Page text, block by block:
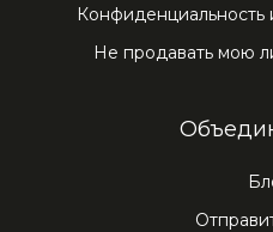
Конфиденциальность
Не продавать мою